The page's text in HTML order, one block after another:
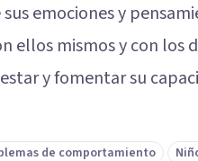
sus emociones y
ellos mismos y con los
y fomentar su
de comportamiento